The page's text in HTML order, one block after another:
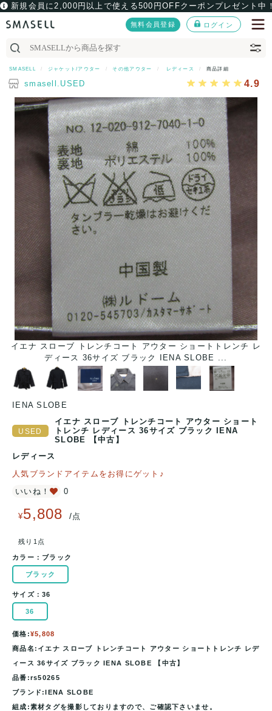
新規会員に2,000円以上で使える500円OFFクーポンプレゼント中
無料会員登録 ログイン
SMASELL ジャケット/アウター その他アウター レディース 商品詳細
smasell.USED 4.9
イエナ スローブ トレンチコート アウター ショートトレンチ レ
ディース 36サイズ ブラック IENA SLOBE ...
IENA SLOBE
イエナ スローブ トレンチコート アウター ショート
トレンチ レディース 36サイズ ブラック IENA
SLOBE 【中古】
レディース
人気ブランドアイテムをお得にゲット♪
いいね！
0
¥5,808 /点
残り1点
カラー： ブラック
ブラック
サイズ：36
36
価格:¥5,808
商品名:イエナ スローブ トレンチコート アウター ショートトレンチ レデ
ィース 36サイズ ブラック IENA SLOBE 【中古】
品番:rs50265
ブランド:IENA SLOBE
組成:素材タグを撮影しておりますので、ご確認下さいませ。